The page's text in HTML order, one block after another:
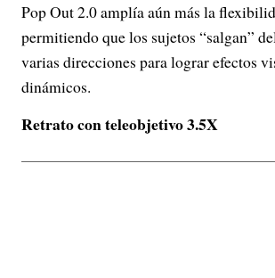
Pop Out 2.0 amplía aún más la
permitiendo que los sujetos “salgan”
varias direcciones para lograr efectos
dinámicos.
Retrato con teleobjetivo 3.5X